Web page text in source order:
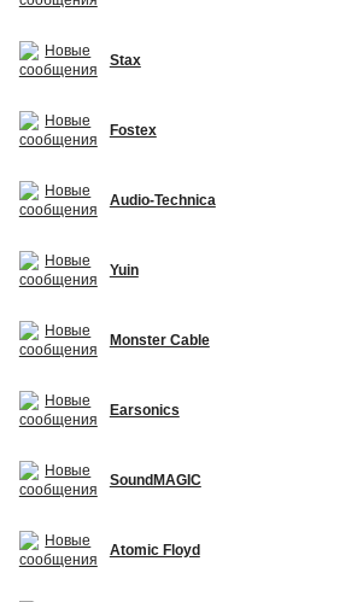
Stax
Fostex
Audio-Technica
Yuin
Monster Cable
Earsonics
SoundMAGIC
Atomic Floyd